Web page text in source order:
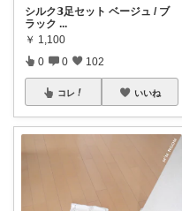
シルク𝟯足セット ベージュ / ブ
ラック ...
￥ 1,100
0 0 102
コレ いいね